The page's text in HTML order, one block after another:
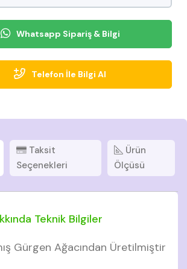
Whatsapp Sipariş & Bilgi
Telefon İle Bilgi Al
Taksit
Seçenekleri
Ürün
Ölçüsü
Teknik Bilgiler
Gürgen Ağacından Üretilmiştir